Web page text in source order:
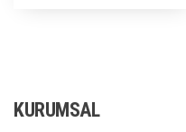
KURUMSAL